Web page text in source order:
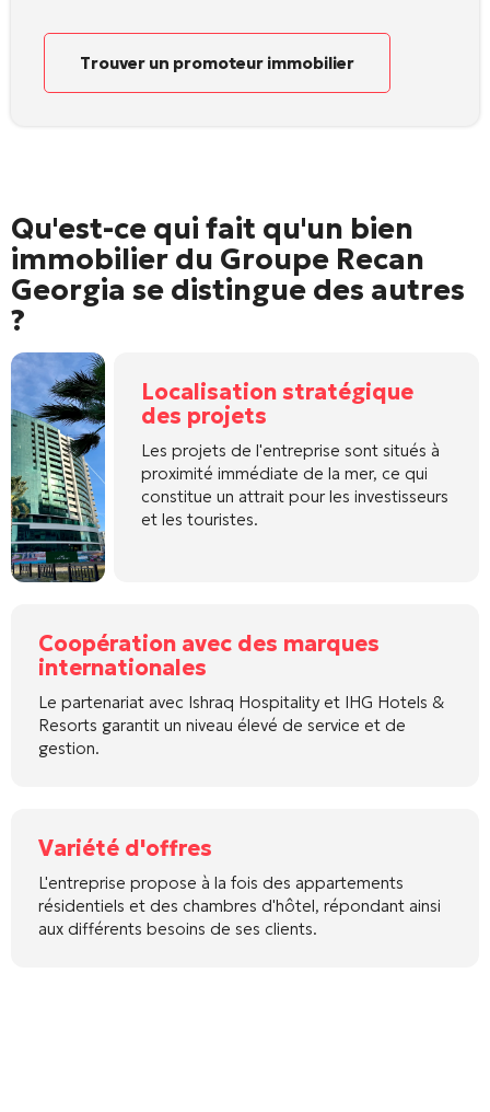
Trouver un promoteur immobilier
Qu'est-ce qui fait qu'un bien
immobilier du Groupe Recan
Georgia se distingue des autres
?
Localisation stratégique
des projets
Les projets de l'entreprise sont situés à
proximité immédiate de la mer, ce qui
constitue un attrait pour les investisseurs
et les touristes.
Coopération avec des marques
internationales
Le partenariat avec Ishraq Hospitality et IHG Hotels &
Resorts garantit un niveau élevé de service et de
gestion.
Variété d'offres
L'entreprise propose à la fois des appartements
résidentiels et des chambres d'hôtel, répondant ainsi
aux différents besoins de ses clients.